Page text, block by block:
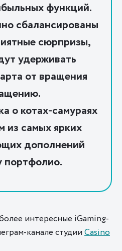
функций.
сбалансированы
сюрпризы,
удерживать
от вращения
о котах-самураях
из самых ярких
дополнений
портфолио.
интересные iGaming-
канале студииCasino